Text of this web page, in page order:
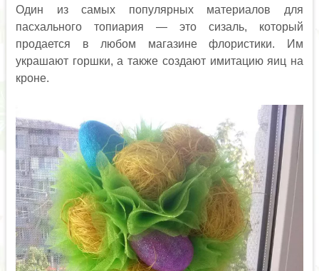
Один из самых популярных материалов для
пасхального топиария — это сизаль, который
продается в любом магазине флористики. Им
украшают горшки, а также создают имитацию яиц на
кроне.